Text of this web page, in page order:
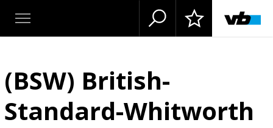
(BSW) British-
Standard-Whitworth